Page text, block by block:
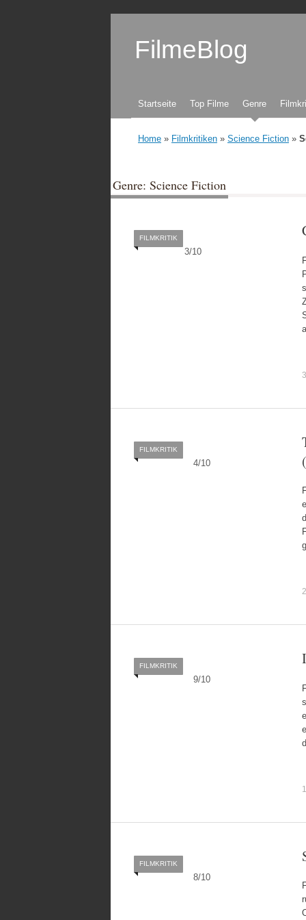
FilmeBlog
Zum Inhalt springen
Startseite Top Filme Genre
Home » Filmkritiken » Science Fiction »
Genre: Science Fiction
3/10
FILMKRITIK
4/10
FILMKRITIK
9/10
FILMKRITIK
8/10
FILMKRITIK